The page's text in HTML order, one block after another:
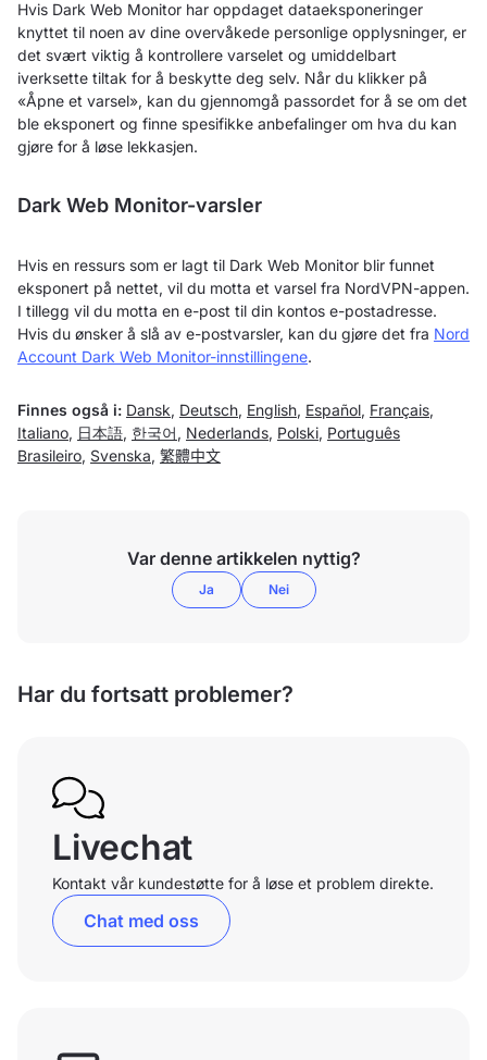
Hvis Dark Web Monitor har oppdaget dataeksponeringer
knyttet til noen av dine overvåkede personlige opplysninger, er
det svært viktig å kontrollere varselet og umiddelbart
iverksette tiltak for å beskytte deg selv. Når du klikker på
«Åpne et varsel», kan du gjennomgå passordet for å se om det
ble eksponert og finne spesifikke anbefalinger om hva du kan
gjøre for å løse lekkasjen.
Dark Web Monitor-varsler
Hvis en ressurs som er lagt til Dark Web Monitor blir funnet
eksponert på nettet, vil du motta et varsel fra NordVPN-appen.
I tillegg vil du motta en e-post til din kontos e-postadresse.
Hvis du ønsker å slå av e-postvarsler, kan du gjøre det fra Nord
Account Dark Web Monitor-innstillingene.
Finnes også i: Dansk, Deutsch, English, Español, Français,
Italiano, 日本語, 한국어 , Nederlands, Polski, Português
Brasileiro, Svenska, 繁體中文
Var denne artikkelen nyttig?
Ja Nei
Har du fortsatt problemer?
Livechat
Kontakt vår kundestøtte for å løse et problem direkte.
Chat med oss